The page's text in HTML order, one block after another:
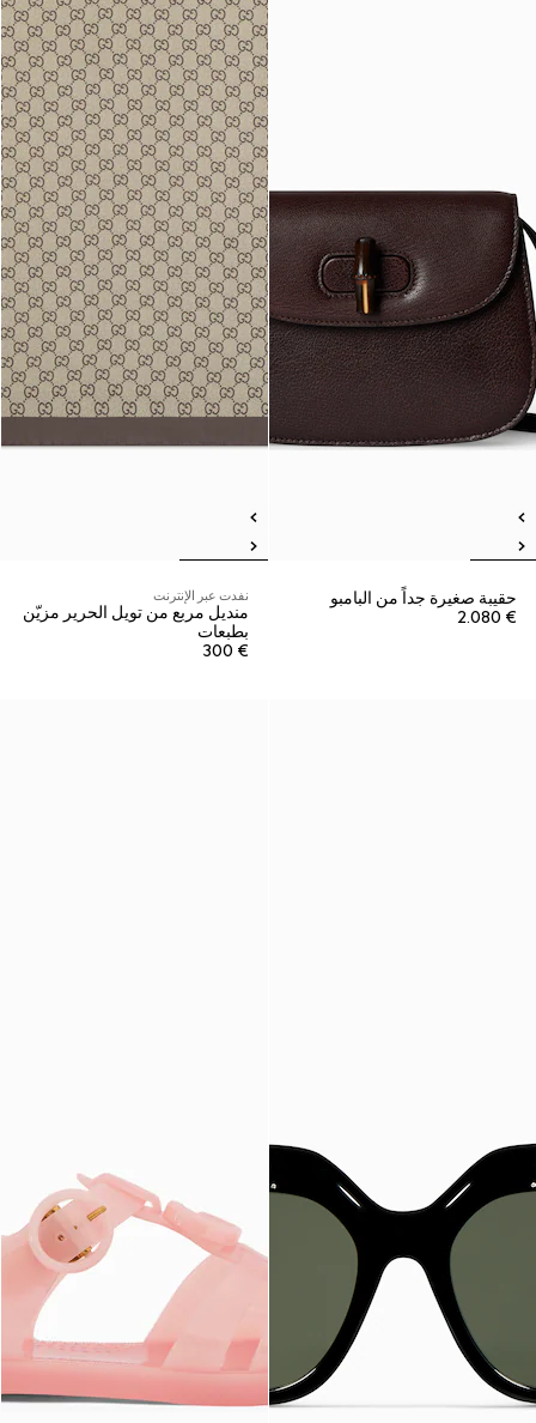
حقيبة صغيرة جداً من البامبو
€ 2.080
نفدت عبر الإنترنت
منديل مربع من تويل الحرير مزيّن
بطبعات
€ 300